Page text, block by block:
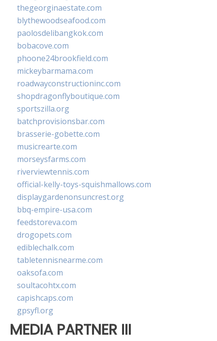
thegeorginaestate.com
blythewoodseafood.com
paolosdelibangkok.com
bobacove.com
phoone24brookfield.com
mickeybarmama.com
roadwayconstructioninc.com
shopdragonflyboutique.com
sportszilla.org
batchprovisionsbar.com
brasserie-gobette.com
musicrearte.com
morseysfarms.com
riverviewtennis.com
official-kelly-toys-squishmallows.com
displaygardenonsuncrest.org
bbq-empire-usa.com
feedstoreva.com
drogopets.com
ediblechalk.com
tabletennisnearme.com
oaksofa.com
soultacohtx.com
capishcaps.com
gpsyfl.org
MEDIA PARTNER III